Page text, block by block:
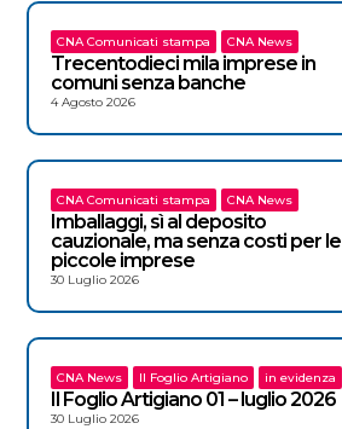
CNA Comunicati stampa CNA News
Trecentodieci mila imprese in
comuni senza banche
4 Agosto 2026
CNA Comunicati stampa CNA News
Imballaggi, sì al deposito
cauzionale, ma senza costi per le
piccole imprese
30 Luglio 2026
CNA News Il Foglio Artigiano in evidenza
Il Foglio Artigiano 01 – luglio 2026
30 Luglio 2026